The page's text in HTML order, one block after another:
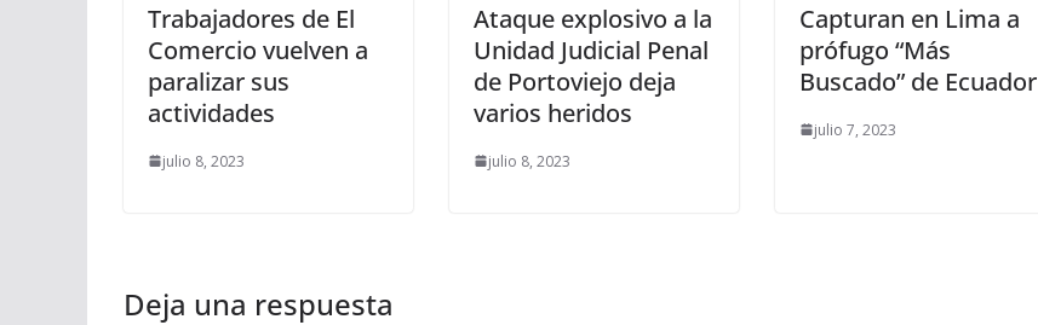
Trabajadores de El
Comercio vuelven a
paralizar sus
actividades
julio 8, 2023
Ataque explosivo a la
Unidad Judicial Penal
de Portoviejo deja
varios heridos
julio 8, 2023
Capturan en Lima a
prófugo “Más
Buscado” de Ecuador
julio 7, 2023
Deja una respuesta